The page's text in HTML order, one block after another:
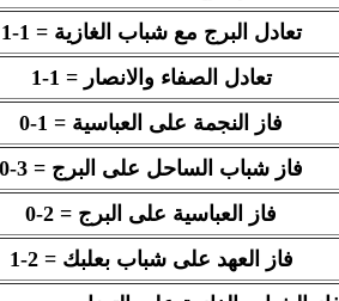
تعادل البرج مع شباب الغازية = 1-1
تعادل الصفاء والانصار = 1-1
فاز النجمة على العباسية = 1-0
فاز شباب الساحل على البرج = 3-0
فاز العباسية على البرج = 2-0
فاز العهد على شباب بعلبك = 2-1